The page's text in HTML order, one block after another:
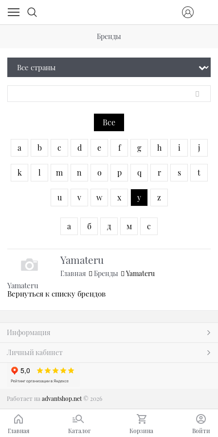
Бренды
Все
a b c d e f g h i j
k l m n o p q r s t
u v w x y z
а б д м с
Yamateru
Главная Бренды Yamateru
Yamateru
Вернуться к списку брендов
Информация
Личный кабинет
Работает на advantshop.net© 2026
Главная Каталог Корзина Войти